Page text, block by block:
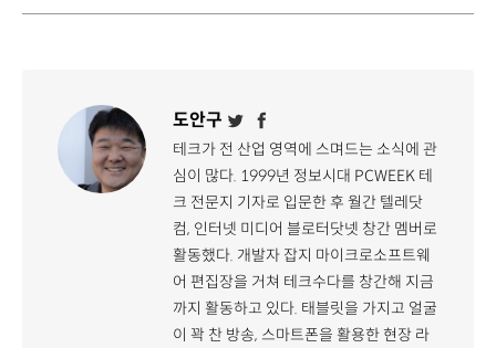
도안구
테크가 전 산업 영역에 스며드는 소식에 관
심이 많다. 1999년 정보시대 PCWEEK 테
크 전문지 기자로 입문한 후 월간 텔레닷
컴, 인터넷 미디어 블로터닷넷 창간 멤버로
활동했다. 개발자 잡지 마이크로소프트웨
어 편집장을 거쳐 테크수다를 창간해 지금
까지 활동하고 있다. 태블릿을 가지고 얼굴
이 꽉 찬 방송, 스마트폰을 활용한 현장 라